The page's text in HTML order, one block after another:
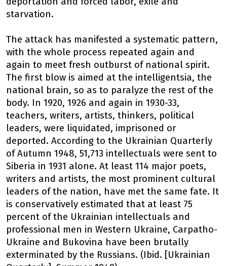
starvation.
The attack has manifested a systematic pattern,
with the whole process repeated again and
again to meet fresh outburst of national spirit.
The first blow is aimed at the intelligentsia, the
national brain, so as to paralyze the rest of the
body. In 1920, 1926 and again in 1930-33,
teachers, writers, artists, thinkers, political
leaders, were liquidated, imprisoned or
deported. According to the Ukrainian Quarterly
of Autumn 1948, 51,713 intellectuals were sent to
Siberia in 1931 alone. At least 114 major poets,
writers and artists, the most prominent cultural
leaders of the nation, have met the same fate. It
is conservatively estimated that at least 75
percent of the Ukrainian intellectuals and
professional men in Western Ukraine, Carpatho-
Ukraine and Bukovina have been brutally
exterminated by the Russians. (Ibid. [Ukrainian